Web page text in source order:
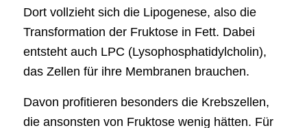
Dort vollzieht sich die Lipogenese, also die
Transformation der Fruktose in Fett. Dabei
entsteht auch LPC (Lysophosphatidylcholin),
das Zellen für ihre Membranen brauchen.
Davon profitieren besonders die Krebszellen,
die ansonsten von Fruktose wenig hätten. Für